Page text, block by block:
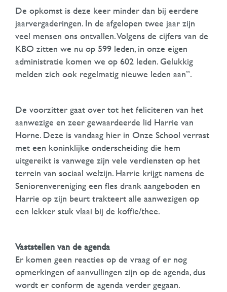
De opkomst is deze keer minder dan bij eerdere
jaarvergaderingen. In de afgelopen twee jaar zijn
veel mensen ons ontvallen. Volgens de cijfers van de
KBO zitten we nu op 599 leden, in onze eigen
administratie komen we op 602 leden. Gelukkig
melden zich ook regelmatig nieuwe leden aan”.
De voorzitter gaat over tot het feliciteren van het
aanwezige en zeer gewaardeerde lid Harrie van
Horne. Deze is vandaag hier in Onze School verrast
met een koninklijke onderscheiding die hem
uitgereikt is vanwege zijn vele verdiensten op het
terrein van sociaal welzijn. Harrie krijgt namens de
Seniorenvereniging een fles drank aangeboden en
Harrie op zijn beurt trakteert alle aanwezigen op
een lekker stuk vlaai bij de koffie/thee.
Vaststellen van de agenda
Er komen geen reacties op de vraag of er nog
opmerkingen of aanvullingen zijn op de agenda, dus
wordt er conform de agenda verder gegaan.